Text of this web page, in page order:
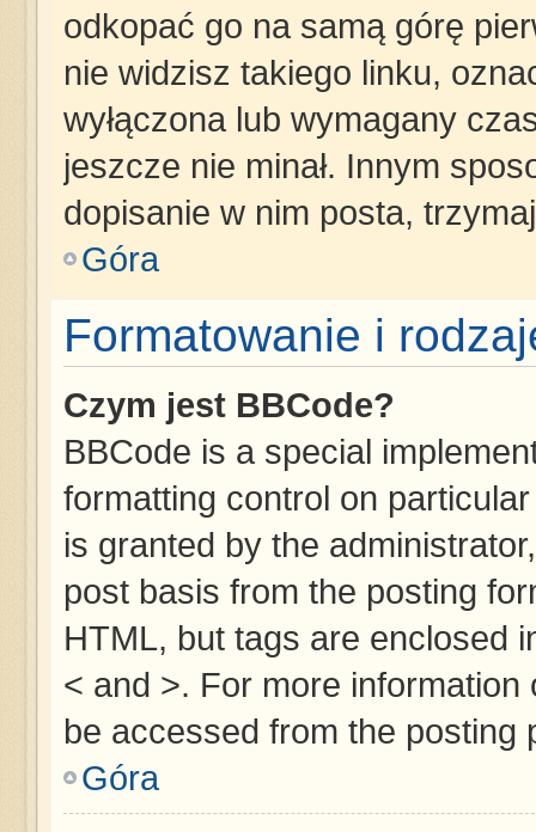
odkopać go na samą górę
nie widzisz takiego linku,
wyłączona lub wymagany
jeszcze nie minał. Innym
dopisanie w nim posta,
Góra
Formatowanie i
Czym jest BBCode?
BBCode is a special
formatting control on
is granted by the
post basis from the posting
HTML, but tags are enclosed
< and >. For more
be accessed from the posting
Góra